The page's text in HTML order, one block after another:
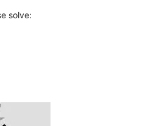
solve: